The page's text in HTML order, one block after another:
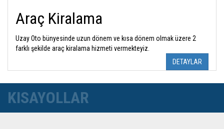
Araç Kiralama
Uzay Oto bünyesinde uzun dönem ve kısa dönem olmak üzere 2
farklı şekilde araç kiralama hizmeti vermekteyiz.
DETAYLAR
KISAYOLLAR